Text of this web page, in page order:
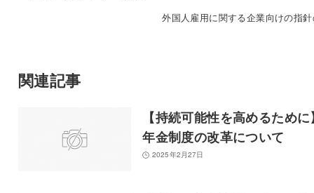
外国人雇用に関する企業向けの指
関連記事
【持続可能性を高めるために
年金制度の改革について
2025年2月27日